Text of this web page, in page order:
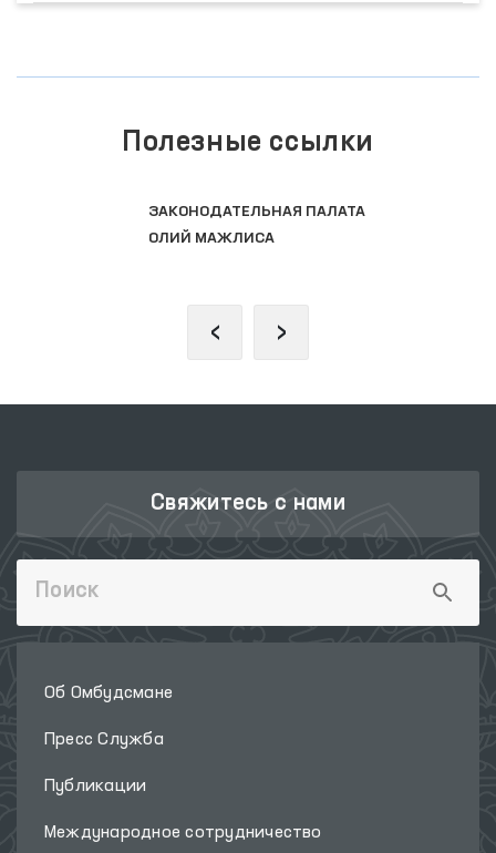
Полезные ссылки
ЕДИНЫЙ ПОРТАЛ ИНТЕРАКТИВНЫХ
‹ ›
Свяжитесь с нами
Об Омбудсмане
Пресс Служба
Публикации
Международное сотрудничество